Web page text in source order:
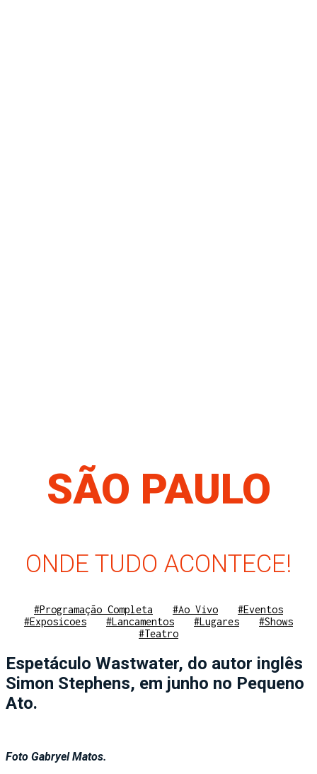
SÃO PAULO
ONDE TUDO ACONTECE!
#Programação Completa #Ao Vivo
#Eventos
#Exposicoes
#Lancamentos #Lugares
#Shows
#Teatro
Espetáculo Wastwater, do autor inglês
Simon Stephens, em junho no Pequeno
Ato.
Foto Gabryel Matos.